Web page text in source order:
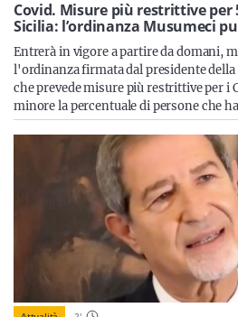
Servizi
Resta sempre aggiornato con le
nostra newsletter
Iscriviti
Covid. Misure più restrittive per
Sicilia: l’ordinanza Musumeci
Entrerà in vigore a partire da domani,
l'ordinanza firmata dal presidente
che prevede misure più restrittive per i
minore la percentuale di persone che